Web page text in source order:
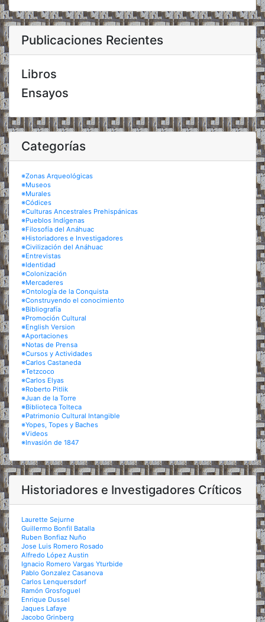
Publicaciones Recientes
Libros
Ensayos
Categorías
※Zonas Arqueológicas
※Museos
※Murales
※Códices
※Culturas Ancestrales Prehispánicas
※Pueblos Indígenas
※Filosofía del Anáhuac
※Historiadores e Investigadores
※Civilización del Anáhuac
※Entrevistas
※Identidad
※Colonización
※Mercaderes
※Ontología de la Conquista
※Construyendo el conocimiento
※Bibliografía
※Promoción Cultural
※English Version
※Aportaciones
※Notas de Prensa
※Cursos y Actividades
※Carlos Castaneda
※Tetzcoco
※Carlos Elyas
※Roberto Pitlik
※Juan de la Torre
※Biblioteca Tolteca
※Patrimonio Cultural Intangible
※Yopes, Topes y Baches
※Videos
※Invasión de 1847
Historiadores e Investigadores Críticos
Laurette Sejurne
Guillermo Bonfil Batalla
Ruben Bonfiaz Nuño
Jose Luis Romero Rosado
Alfredo López Austin
Ignacio Romero Vargas Yturbide
Pablo Gonzalez Casanova
Carlos Lenquersdorf
Ramón Grosfoguel
Enrique Dussel
Jaques Lafaye
Jacobo Grinberg